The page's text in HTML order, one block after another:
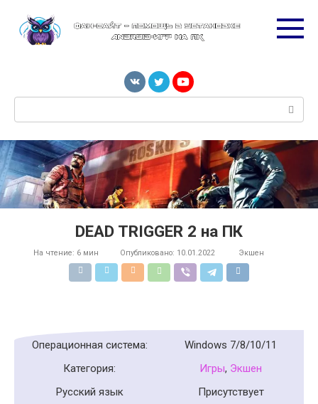
контенту
DEAD TRIGGER 2 на ПК
На чтение: 6 мин Опубликовано: 10.01.2022 Экшен
Операционная система:
Windows 7/8/10/11
Категория:
Игры, Экшен
Русский язык
Присутствует